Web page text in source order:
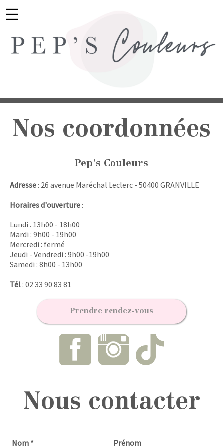
☰
Nos coordonnées
Pep's Couleurs
Adresse : 26 avenue Maréchal Leclerc - 50400 GRANVILLE
Horaires d'ouverture :
Lundi : 13h00 - 18h00
Mardi : 9h00 - 19h00
Mercredi : fermé
Jeudi - Vendredi : 9h00 -19h00
Samedi : 8h00 - 13h00
Tél : 02 33 90 83 81
Prendre rendez-vous
Nous contacter
Nom * Prénom